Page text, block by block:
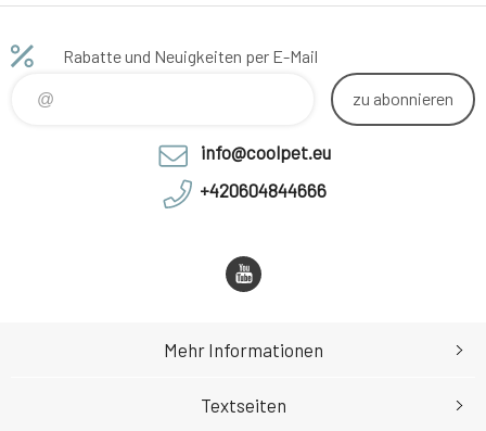
Rabatte und Neuigkeiten per E-Mail
zu abonnieren
info@coolpet.eu
+420604844666
Mehr Informationen
Textseiten